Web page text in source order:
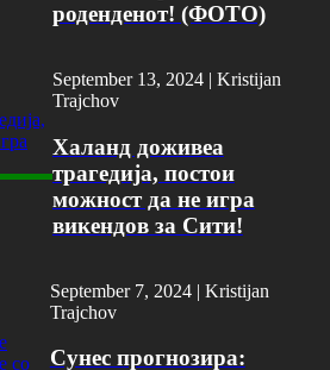
роденденот! (ФОТО)
September 13, 2024 | Kristijan
Trajchov
Халанд доживеа
трагедија, постои
можност да не игра
викендов за Сити!
September 7, 2024 | Kristijan
Trajchov
Сунес прогнозира: